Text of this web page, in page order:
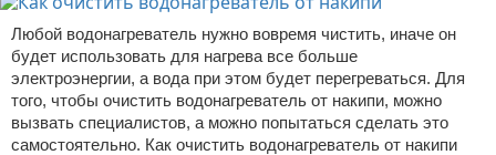
Любой водонагреватель нужно вовремя чистить, иначе он
будет использовать для нагрева все больше
электроэнергии, а вода при этом будет перегреваться. Для
того, чтобы очистить водонагреватель от накипи, можно
вызвать специалистов, а можно попытаться сделать это
самостоятельно. Как очистить водонагреватель от накипи